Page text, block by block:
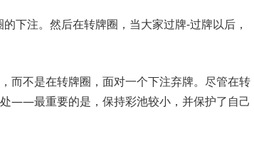
下注。然后在转牌圈，当大家过牌-过牌以后，
而不是在转牌圈，面对一个下注弃牌。尽管在转
——最重要的是，保持彩池较小，并保护了自己